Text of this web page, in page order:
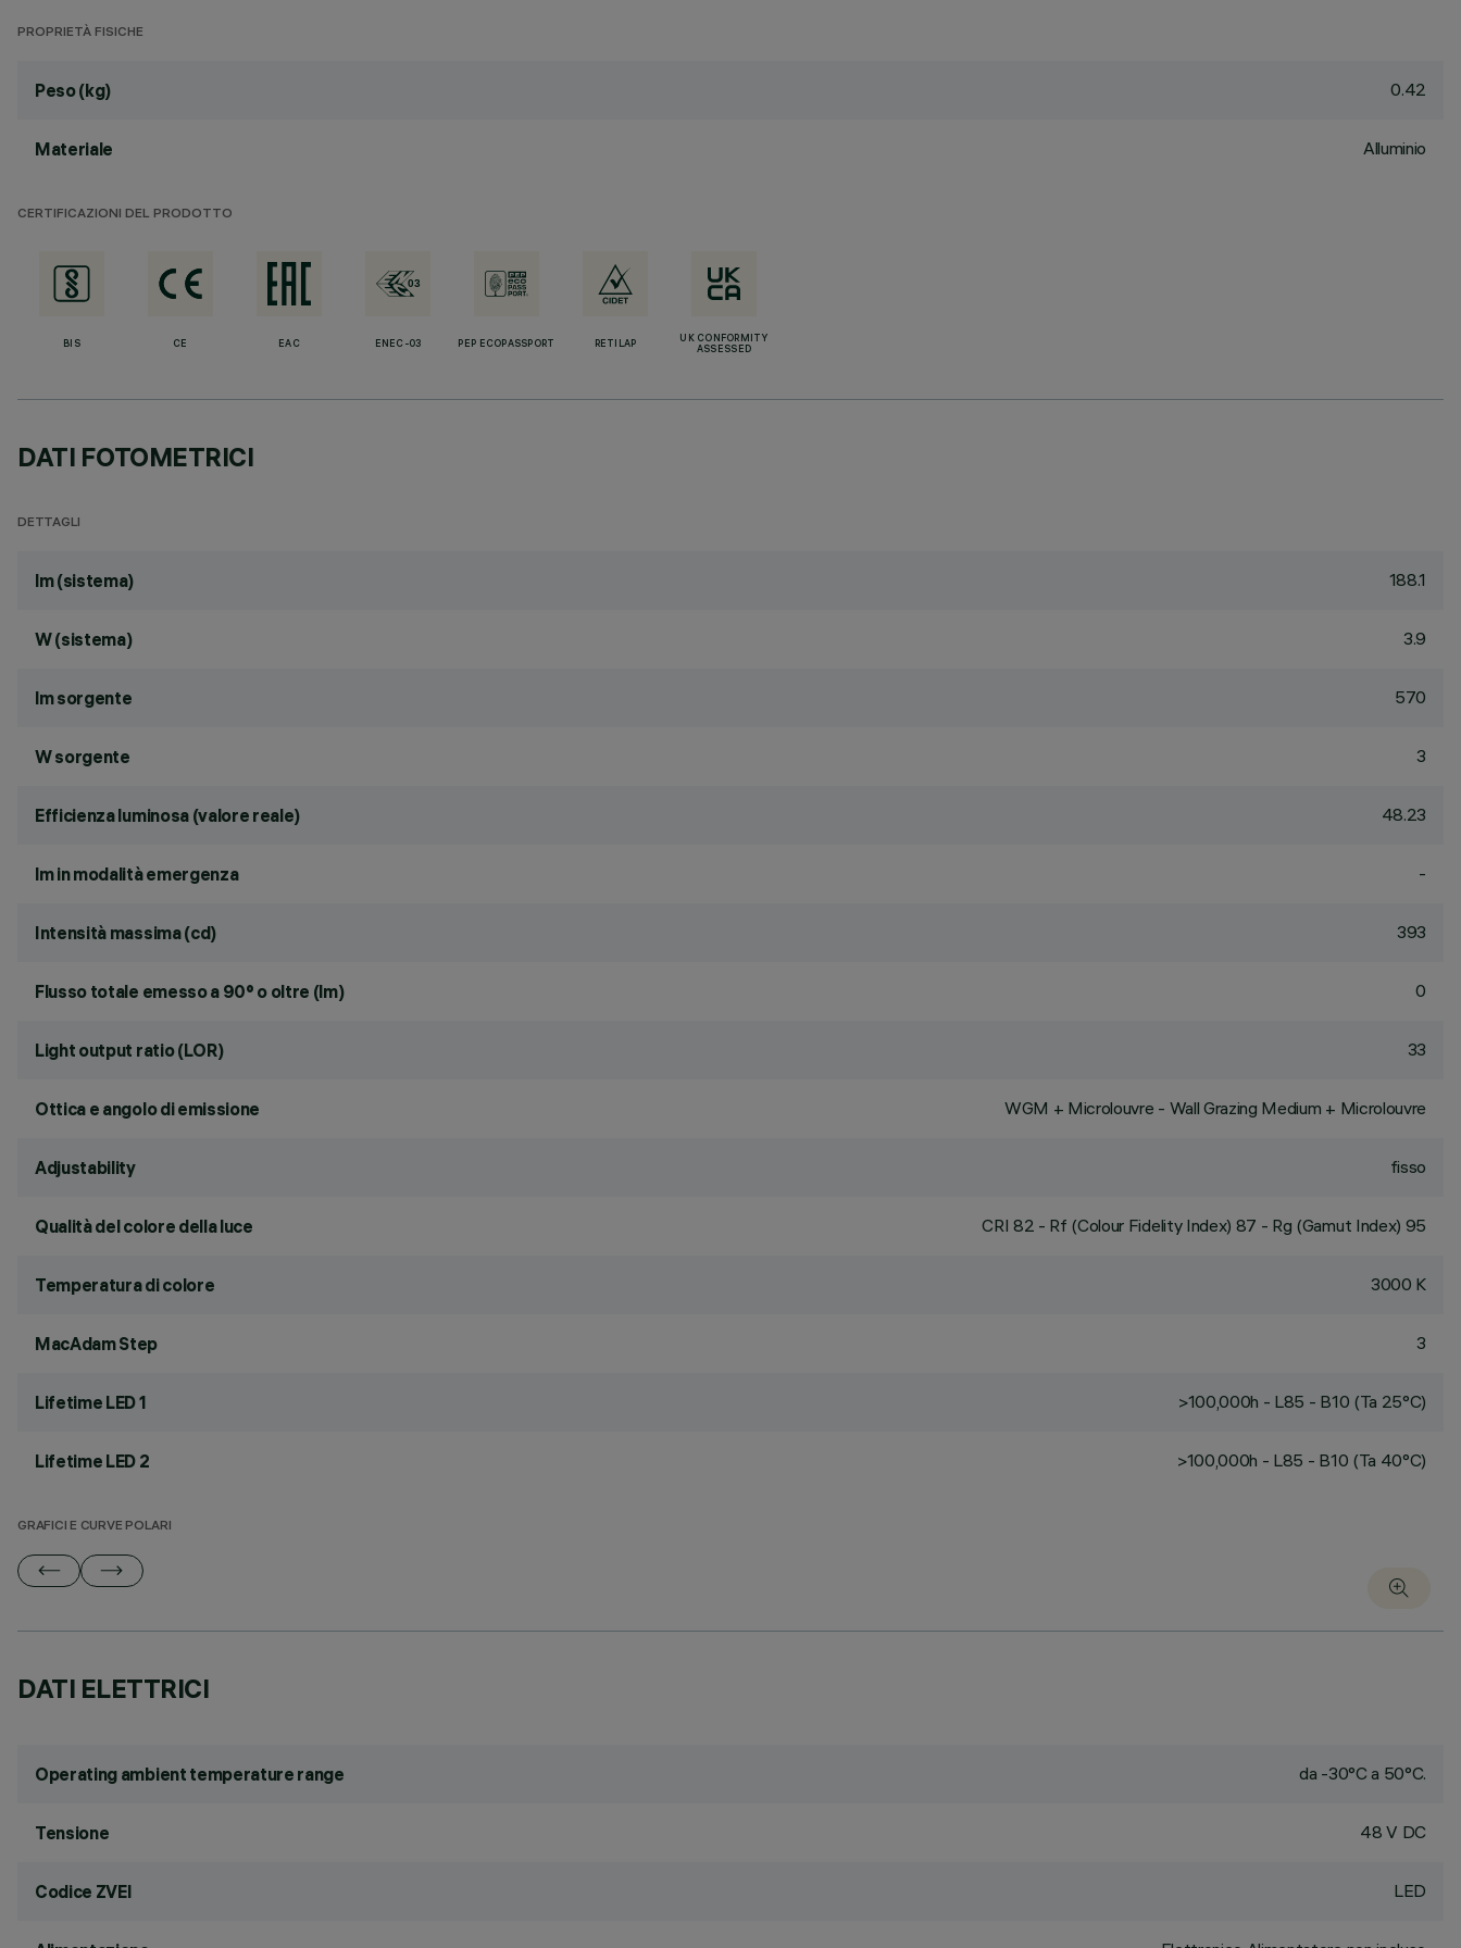
PROPRIETÀ FISICHE
Peso (kg) 0.42
Materiale Alluminio
CERTIFICAZIONI DEL PRODOTTO
BIS CE EAC ENEC-03 PEP ECOPASSPORT RETILAP
UK CONFORMITY
ASSESSED
DATI FOTOMETRICI
DETTAGLI
lm (sistema) 188.1
W (sistema) 3.9
lm sorgente 570
W sorgente 3
Efficienza luminosa (valore reale) 48.23
lm in modalità emergenza -
Intensità massima (cd) 393
Flusso totale emesso a 90° o oltre (lm) 0
Light output ratio (LOR) 33
Ottica e angolo di emissione WGM + Microlouvre - Wall Grazing Medium + Microlouvre
Adjustability fisso
Qualità del colore della luce CRI 82 - Rf (Colour Fidelity Index) 87 - Rg (Gamut Index) 95
Temperatura di colore 3000 K
MacAdam Step 3
Lifetime LED 1 >100,000h - L85 - B10 (Ta 25°C)
Lifetime LED 2 >100,000h - L85 - B10 (Ta 40°C)
GRAFICI E CURVE POLARI
DATI ELETTRICI
Operating ambient temperature range da -30°C a 50°C.
Tensione 48 V DC
Codice ZVEI LED